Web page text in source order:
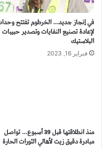
في إنجاز جديد… الخرطوم تفتتح
لإعادة تصنيع النفايات وتصدير حبيبات
البلاستيك
فبراير 16, 2023
منذ انطلاقتها قبل 39 أسبوع… تواصل
مبادرة دقيق زيت لأهالي الثورات الحارة